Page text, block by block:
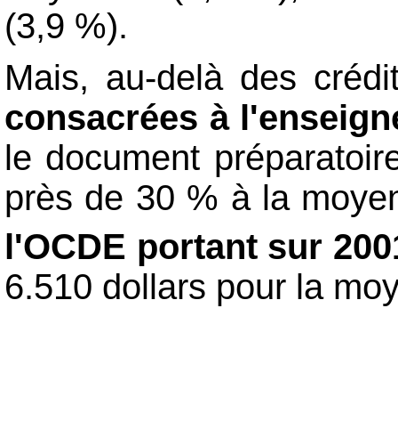
(3,9 %).
Mais, au-delà des
consacrées à
le document
près de 30 % à la
l'OCDE portant sur
6.510 dollars pour la